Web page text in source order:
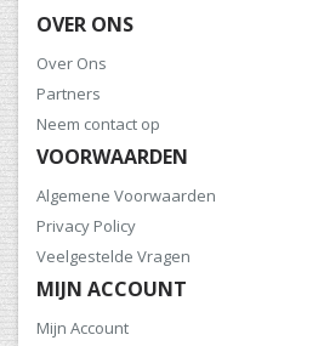
OVER ONS
Over Ons
Partners
Neem contact op
VOORWAARDEN
Algemene Voorwaarden
Privacy Policy
Veelgestelde Vragen
MIJN ACCOUNT
Mijn Account